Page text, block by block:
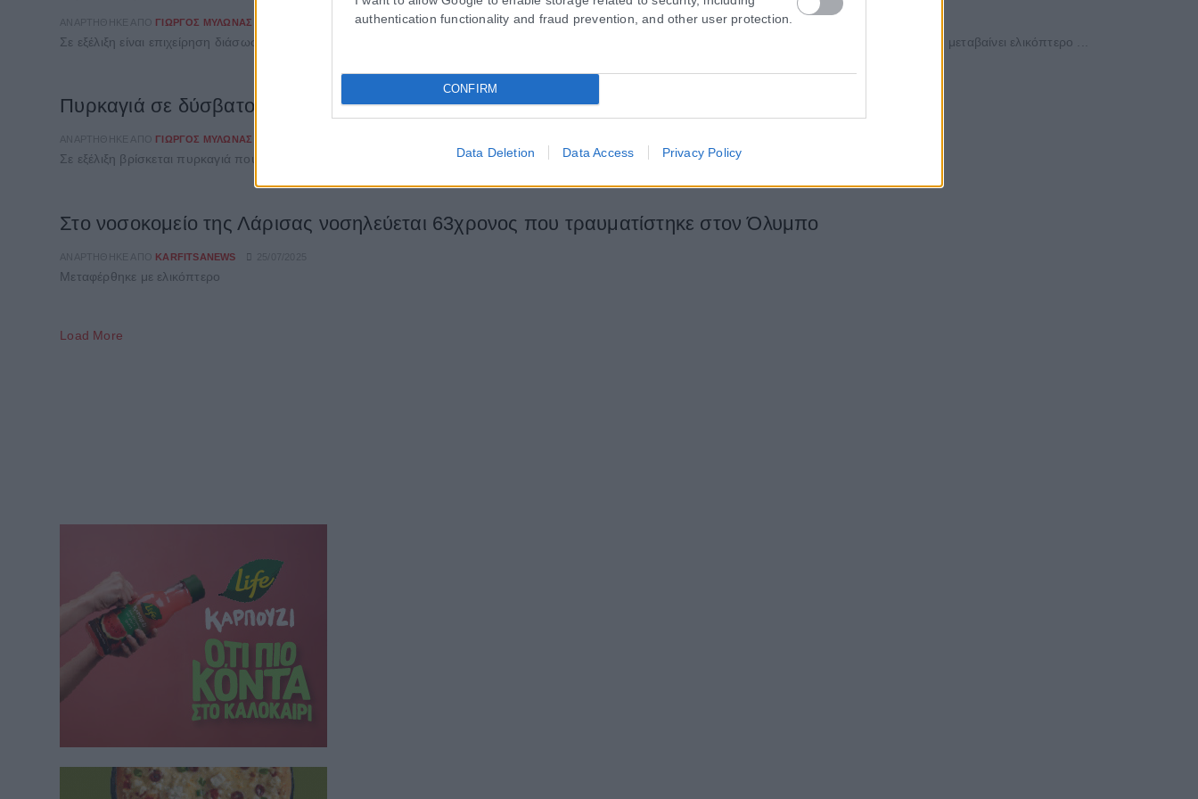
authentication functionality and fraud prevention, and other user protection.
CONFIRM
Data Deletion Data Access Privacy Policy
ΑΝΑΡΤΉΘΗΚΕ ΑΠΌ ΓΙΏΡΓΟΣ ΜΥΛΩΝΆΣ
Σε εξέλιξη είναι επιχείρηση διάσωσης τραυματισμένης γυναίκας στον Όλυμπο και συγκεκριμένα, κοντά στο καταφύγιο «Χρήστος Κάκκαλος». Στην περιοχή μεταβαίνει ελικόπτερο ...
Πυρκαγιά σε δύσβατο σημείο του Ολύμπου
ΑΝΑΡΤΉΘΗΚΕ ΑΠΌ ΓΙΏΡΓΟΣ ΜΥΛΩΝΆΣ
Σε εξέλιξη βρίσκεται πυρκαγιά που εκδηλώθηκε το πρωί σε δύσβατη δασική περιοχή του Ολύμπου, κοντά στο καταφύγιο της Κορομηλιάς στους ...
Στο νοσοκομείο της Λάρισας νοσηλεύεται 63χρονος που τραυματίστηκε στον Όλυμπο
ΑΝΑΡΤΉΘΗΚΕ ΑΠΌ KARFITSANEWS
Μεταφέρθηκε με ελικόπτερο
Load More